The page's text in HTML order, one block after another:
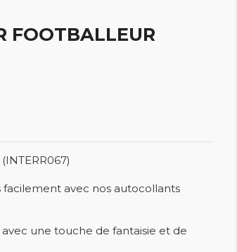
FOOTBALLEUR
facilement avec nos autocollants
une touche de fantaisie et de